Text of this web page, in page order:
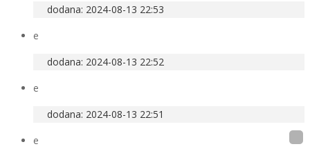
dodana: 2024-08-13 22:53
e
dodana: 2024-08-13 22:52
e
dodana: 2024-08-13 22:51
e